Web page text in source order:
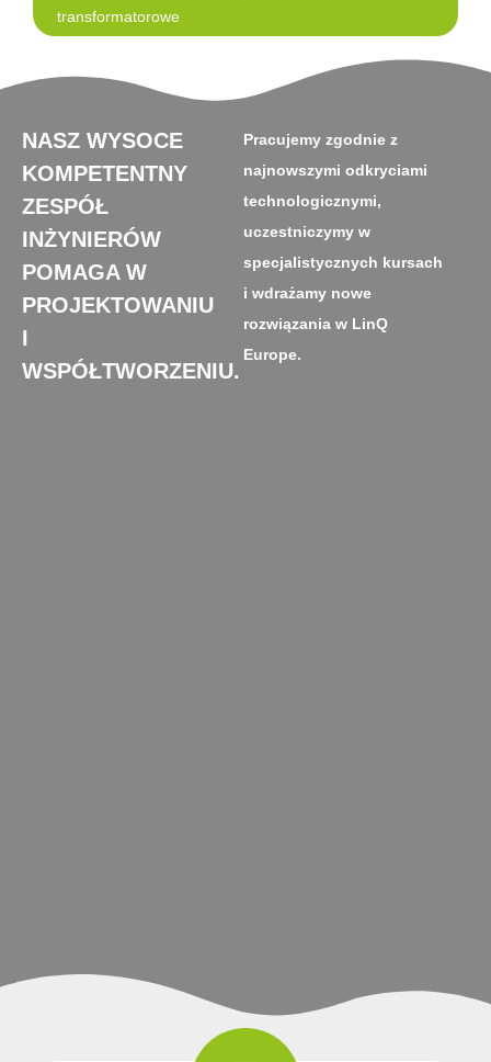
transformatorowe
NASZ WYSOCE
KOMPETENTNY
ZESPÓŁ
INŻYNIERÓW
POMAGA W
PROJEKTOWANIU
I
WSPÓŁTWORZENIU.
Pracujemy zgodnie z
najnowszymi odkryciami
technologicznymi,
uczestniczymy w
specjalistycznych kursach
i wdrażamy nowe
rozwiązania w LinQ
Europe.